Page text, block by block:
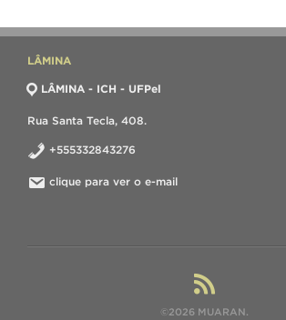
LÂMINA
LÂMINA - ICH - UFPel
Rua Santa Tecla, 408.
+555332843276
clique para ver o e-mail
©2026 MUARAN.